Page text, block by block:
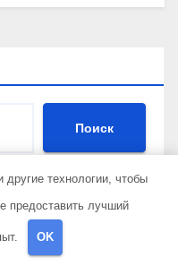
Поиск
технологии, чтобы
предоставить лучший
OK